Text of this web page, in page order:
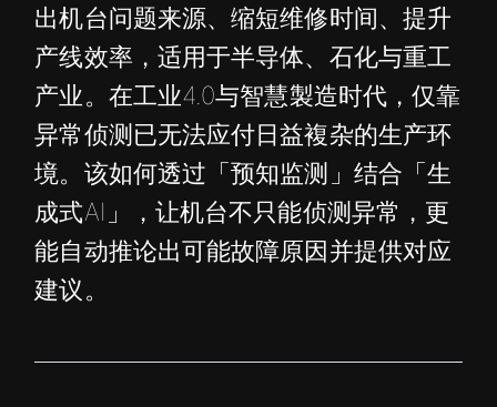
出机台问题来源、缩短维修时间、提升
产线效率，适用于半导体、石化与重工
产业。在工业4.0与智慧製造时代，仅靠
异常侦测已无法应付日益複杂的生产环
境。该如何透过「预知监测」结合「生
成式AI」，让机台不只能侦测异常，更
能自动推论出可能故障原因并提供对应
建议。